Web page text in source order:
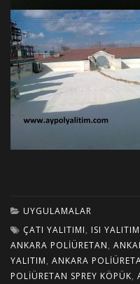
UYGULAMALAR
ÇATI YALITIMI, ISI
ANKARA POLIÜRETAN,
YALITIM, ANKARA
POLIÜRETAN SPREY KÖPÜK,